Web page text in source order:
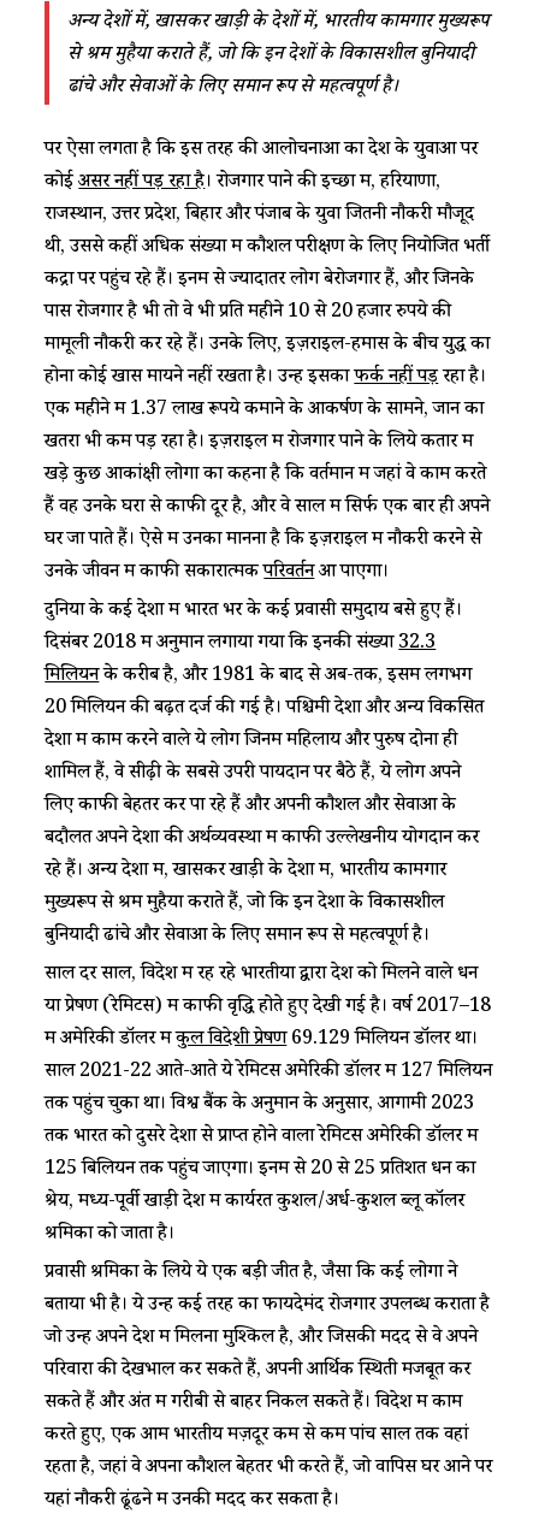
अन्य देशों में, खासकर खाड़ी के देशों में, भारतीय कामगार मुख्यरूप
से श्रम मुहैया कराते हैं, जो कि इन देशों के विकासशील बुनियादी
ढांचे और सेवाओं के लिए समान रूप से महत्वपूर्ण है।
पर ऐसा लगता है कि इस तरह की आलोचनाओं का देश के युवाओं पर
कोईअसर नहीं पड़ रहा है। रोजगार पाने की इच्छा में, हरियाणा,
राजस्थान, उत्तर प्रदेश, बिहार और पंजाब के युवा जितनी नौकरी मौजूद
थी, उससे कहीं अधिक संख्या में कौशल परीक्षण के लिए नियोजित भर्ती
केंद्रों पर पहुंच रहे हैं। इनमें से ज्यादातर लोग बेरोजगार हैं, और जिनके
पास रोजगार है भी तो वे भी प्रति महीने 10 से 20 हजार रुपये की
मामूली नौकरी कर रहे हैं। उनके लिए, इज़राइल-हमास के बीच युद्ध का
होना कोई खास मायने नहीं रखता है। उन्हें इसकाफर्क नहीं पड़रहा है।
एक महीने में 1.37 लाख रूपये कमाने के आकर्षण के सामने, जान का
खतरा भी कम पड़ रहा है। इज़राइल में रोजगार पाने के लिये कतार में
खड़े कुछ आकांक्षी लोगों का कहना है कि वर्तमान में जहां वे काम करते
हैं वह उनके घरों से काफी दूर है, और वे साल में सिर्फ एक बार ही अपने
घर जा पाते हैं। ऐसे में उनका मानना है कि इज़राइल में नौकरी करने से
उनके जीवन में काफी सकारात्मकपरिवर्तनआ पाएगा।
दुनिया के कई देशों में भारत भर के कई प्रवासी समुदाय बसे हुए हैं।
दिसंबर 2018 में अनुमान लगाया गया कि इनकी संख्या32.3
मिलियनके करीब है, और 1981 के बाद से अब-तक, इसमें लगभग
20 मिलियन की बढ़त दर्ज की गई है। पश्चिमी देशों और अन्य विकसित
देशों में काम करने वाले ये लोग जिनमें महिलायें और पुरुष दोनों ही
शामिल हैं, वे सीढ़ी के सबसे उपरी पायदान पर बैठे हैं, ये लोग अपने
लिए काफी बेहतर कर पा रहे हैं और अपनी कौशल और सेवाओं के
बदौलत अपने देशों की अर्थव्यवस्था में काफी उल्लेखनीय योगदान कर
रहे हैं। अन्य देशों में, खासकर खाड़ी के देशों में, भारतीय कामगार
मुख्यरूप से श्रम मुहैया कराते हैं, जो कि इन देशों के विकासशील
बुनियादी ढांचे और सेवाओं के लिए समान रूप से महत्वपूर्ण है।
साल दर साल, विदेश में रह रहे भारतीयों द्वारा देश को मिलने वाले धन
या प्रेषण (रेमिटेंस) में काफी वृद्धि होते हुए देखी गई है। वर्ष 2017–18
में अमेरिकी डॉलर मेंकुल विदेशी प्रेषण69.129 मिलियन डॉलर था।
साल 2021-22 आते-आते ये रेमिटेंस अमेरिकी डॉलर में 127 मिलियन
तक पहुंच चुका था। विश्व बैंक के अनुमान के अनुसार, आगामी 2023
तक भारत को दुसरे देशों से प्राप्त होने वाला रेमिटेंस अमेरिकी डॉलर में
125 बिलियन तक पहुंच जाएगा। इनमें से 20 से 25 प्रतिशत धन का
श्रेय, मध्य-पूर्वी खाड़ी देश में कार्यरत कुशल/अर्ध-कुशल ब्लू कॉलर
श्रमिकों को जाता है।
प्रवासी श्रमिकों के लिये ये एक बड़ी जीत है, जैसा कि कई लोगों ने
बताया भी है। ये उन्हें कई तरह का फायदेमंद रोजगार उपलब्ध कराता है
जो उन्हें अपने देश में मिलना मुश्किल है, और जिसकी मदद से वे अपने
परिवारों की देखभाल कर सकते हैं, अपनी आर्थिक स्थिती मजबूत कर
सकते हैं और अंत में गरीबी से बाहर निकल सकते हैं। विदेश में काम
करते हुए, एक आम भारतीय मज़दूर कम से कम पांच साल तक वहां
रहता है, जहां वे अपना कौशल बेहतर भी करते हैं, जो वापिस घर आने पर
यहां नौकरी ढूंढने में उनकी मदद कर सकता है।